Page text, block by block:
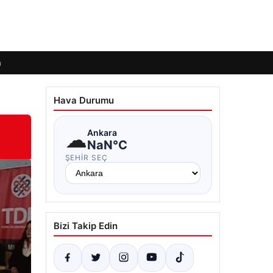
Hava Durumu
☁Ankara
NaN°C
ŞEHIR SEÇ
Bizi Takip Edin